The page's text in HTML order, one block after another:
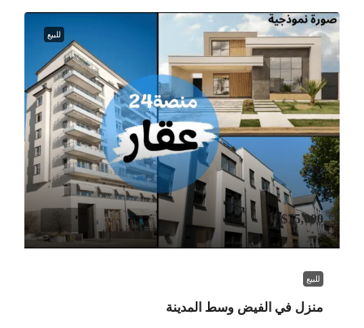
للبيع
$75,000
للبيع
منزل في الفيض وسط المدينة